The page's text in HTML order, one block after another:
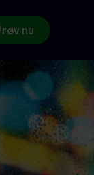
nu